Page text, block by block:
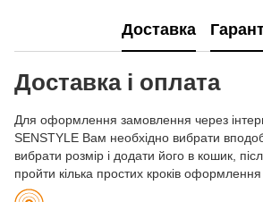
Доставка
Доставка і оплата
Для оформлення замовлення через
SENSTYLE Вам необхідно вибрати
вибрати розмір і додати його в кошик,
пройти кілька простих кроків